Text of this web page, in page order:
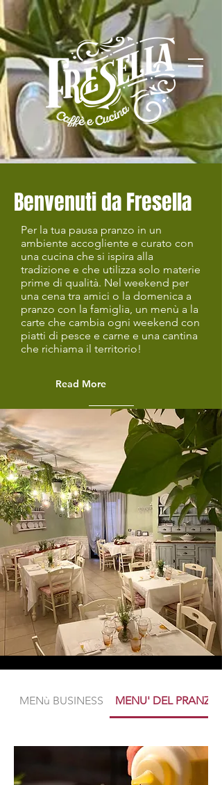
Benvenuti da Fresella
Per la tua pausa pranzo in un
ambiente accogliente e curato con
una cucina che si ispira alla
tradizione e che utilizza solo materie
prime di qualità. Nel weekend per
una cena tra amici o la domenica a
pranzo con la famiglia, un menù a la
carte che cambia ogni weekend con
piatti di pesce e carne e una cantina
che richiama il territorio!
Read More
MENù BUSINESS MENU' DEL